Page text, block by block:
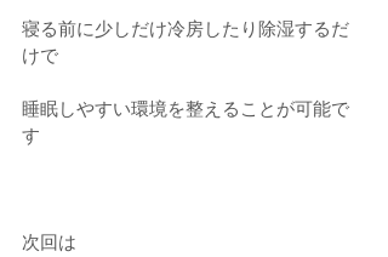
寝る前に少しだけ冷房したり除湿するだ
けで
睡眠しやすい環境を整えることが可能で
す
次回は